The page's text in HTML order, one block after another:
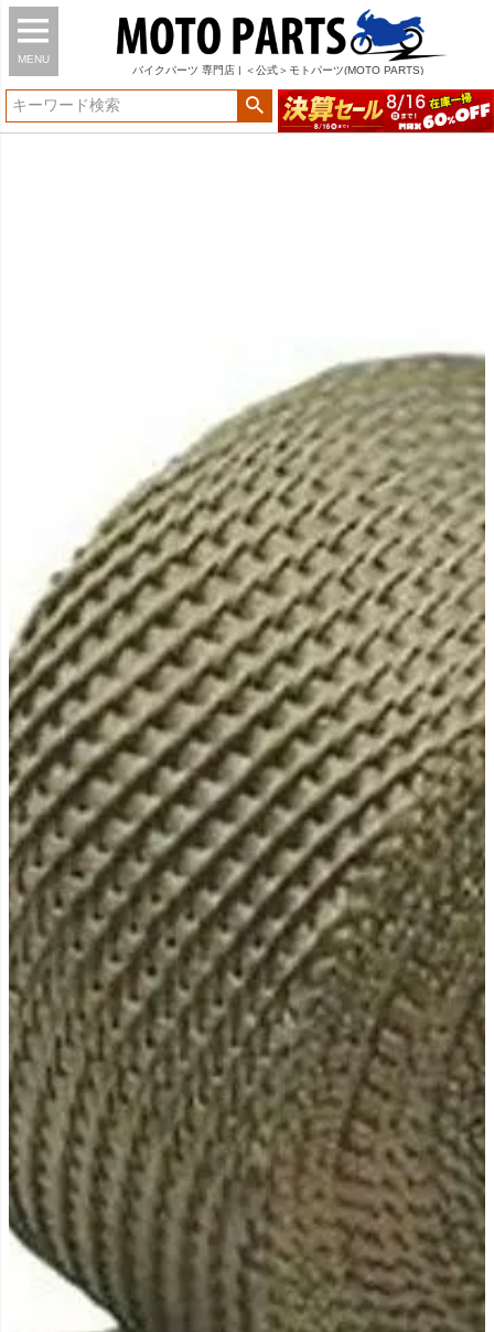
MENU
バイク パーツ 専門店 | ＜公式＞モトパーツ(MOTO PARTS)